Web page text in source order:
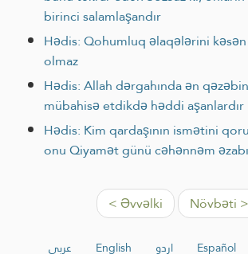
birinci salamlaşandır
Hədis: Qohumluq əlaqələrini
olmaz
Hədis: Allah dərgahında ən
mübahisə etdikdə həddi aşanlardır
Hədis: Kim qardaşının ismətini
onu Qiyamət günü cəhənnəm
< Əvvəlki Növbəti >
عربي English اردو Español